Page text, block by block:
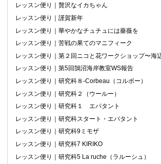
レッスン便り｜贅沢なイカちゃん
レッスン便り｜謹賀新年
レッスン便り｜華やかなチュチュには薔薇を
レッスン便り｜苦戦の果てのマニフィーク
レッスン便り｜第２回ニコと花ワークショップ〜海
レッスン便り｜第5回鵠沼海岸教室WS報告
レッスン便り｜研究科８-Corbeau（コルボー）
レッスン便り｜研究科２（ウールー）
レッスン便り｜研究科１ エパタント
レッスン便り｜研究科スタート・エパタント
レッスン便り｜研究科9ミモザ
レッスン便り｜研究科7 KIRIKO
レッスン便り｜研究科5 La ruche（ラルーシュ）